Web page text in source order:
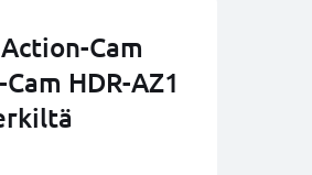
Cam
HDR-AZ1